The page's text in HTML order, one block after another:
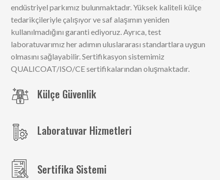
endüstriyel parkımız bulunmaktadır. Yüksek kaliteli külçe
tedarikçileriyle çalışıyor ve saf alaşımın yeniden
kullanılmadığını garanti ediyoruz. Ayrıca, test
laboratuvarımız her adımın uluslararası standartlara uygun
olmasını sağlayabilir. Sertifikasyon sistemimiz
QUALICOAT/ISO/CE sertifikalarından oluşmaktadır.
Külçe Güvenlik
Laboratuvar Hizmetleri
Sertifika Sistemi